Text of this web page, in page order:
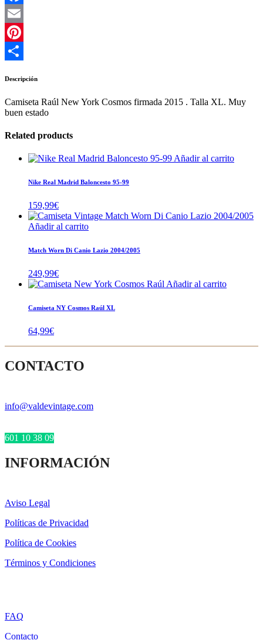
Facebook
Email
Pinterest
Descripción
Camiseta Raúl New York Cosmos firmada 2015 . Talla XL. Muy
buen estado
Related products
Añadir al carrito
Nike Real Madrid Baloncesto 95-99
159,99€
Añadir al carrito
Match Worn Di Canio Lazio 2004/2005
249,99€
Añadir al carrito
Camiseta NY Cosmos Raúl XL
64,99€
CONTACTO
info@valdevintage.com
601 10 38 09
INFORMACIÓN
Aviso Legal
Políticas de Privacidad
Política de Cookies
Términos y Condiciones
FAQ
Contacto